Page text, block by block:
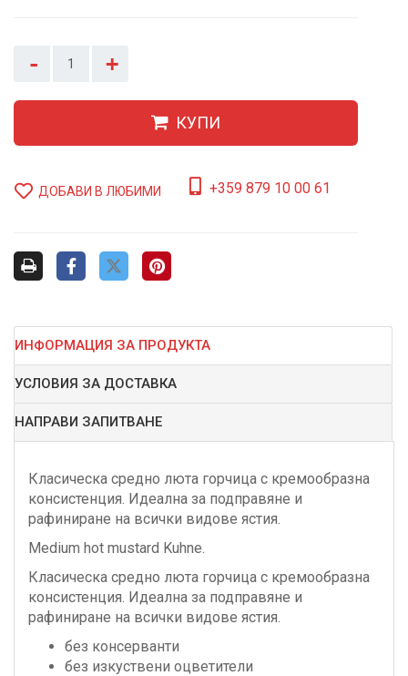
- +
КУПИ
ДОБАВИ В ЛЮБИМИ +359 879 10 00 61
ИНФОРМАЦИЯ ЗА ПРОДУКТА
УСЛОВИЯ ЗА ДОСТАВКА
НАПРАВИ ЗАПИТВАНЕ
Класическа средно люта горчица с кремообразна
консистенция. Идеална за подправяне и
рафиниране на всички видове ястия.
Medium hot mustard Kuhne.
Класическа средно люта горчица с кремообразна
консистенция. Идеална за подправяне и
рафиниране на всички видове ястия.
без консерванти
без изкуствени оцветители